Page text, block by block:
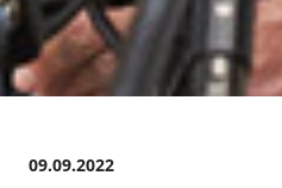
09.09.2022